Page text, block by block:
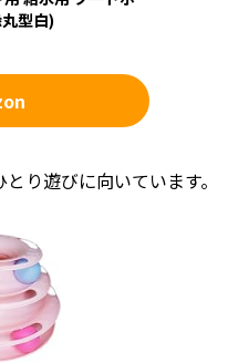
型白)
り遊びに向いています。